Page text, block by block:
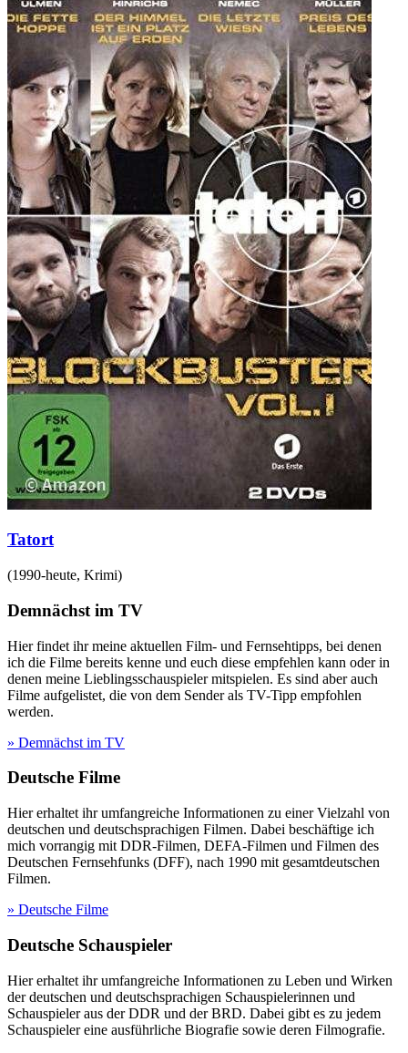
Tatort
(1990-heute, Krimi)
Demnächst im TV
Hier findet ihr meine aktuellen Film- und Fernsehtipps, bei denen
ich die Filme bereits kenne und euch diese empfehlen kann oder in
denen meine Lieblingsschauspieler mitspielen. Es sind aber auch
Filme aufgelistet, die von dem Sender als TV-Tipp empfohlen
werden.
» Demnächst im TV
Deutsche Filme
Hier erhaltet ihr umfangreiche Informationen zu einer Vielzahl von
deutschen und deutschsprachigen Filmen. Dabei beschäftige ich
mich vorrangig mit DDR-Filmen, DEFA-Filmen und Filmen des
Deutschen Fernsehfunks (DFF), nach 1990 mit gesamtdeutschen
Filmen.
» Deutsche Filme
Deutsche Schauspieler
Hier erhaltet ihr umfangreiche Informationen zu Leben und Wirken
der deutschen und deutschsprachigen Schauspielerinnen und
Schauspieler aus der DDR und der BRD. Dabei gibt es zu jedem
Schauspieler eine ausführliche Biografie sowie deren Filmografie.